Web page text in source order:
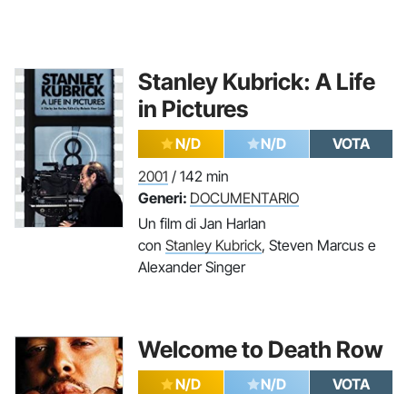
Stanley Kubrick: A Life
in Pictures
N/D N/D
VOTA
2001 / 142 min
Generi: DOCUMENTARIO
Un film di Jan Harlan
con Stanley Kubrick, Steven Marcus e
Alexander Singer
Welcome to Death Row
N/D N/D
VOTA